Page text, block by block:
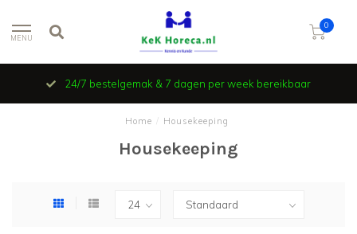
MENU
0
24/7 bestelgemak & 7 dagen per week bereikbaar
Home Housekeeping
Housekeeping